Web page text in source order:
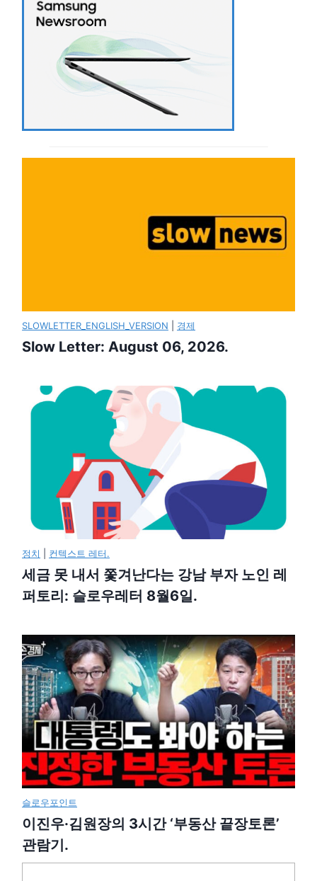
SLOWLETTER_ENGLISH_VERSION 경제
Slow Letter: August 06, 2026.
정치 컨텍스트 레터.
세금 못 내서 쫓겨난다는 강남 부자 노인 레
퍼토리: 슬로우레터 8월6일.
슬로우포인트
이진우·김원장의 3시간 ‘부동산 끝장토론’
관람기.